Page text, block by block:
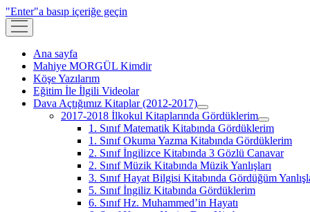
"Enter"a basıp içeriğe geçin
menüyü
aç
Ana sayfa
Mahiye MORGÜL Kimdir
Köşe Yazılarım
Eğitim İle İlgili Videolar
Dava Açtığımız Kitaplar (2012-2017)
menüyü
aç
2017-2018 İlkokul Kitaplarında Gördüklerim
menüyü
aç
1. Sınıf Matematik Kitabında Gördüklerim
1. Sınıf Okuma Yazma Kitabında Gördüklerim
2. Sınıf İngilizce Kitabında 3 Gözlü Canavar
2. Sınıf Müzik Kitabında Müzik Yanlışları
3. Sınıf Hayat Bilgisi Kitabında Gördüğüm
5. Sınıf İngiliz Kitabında Gördüklerim
6. Sınıf Hz. Muhammed’in Hayatı